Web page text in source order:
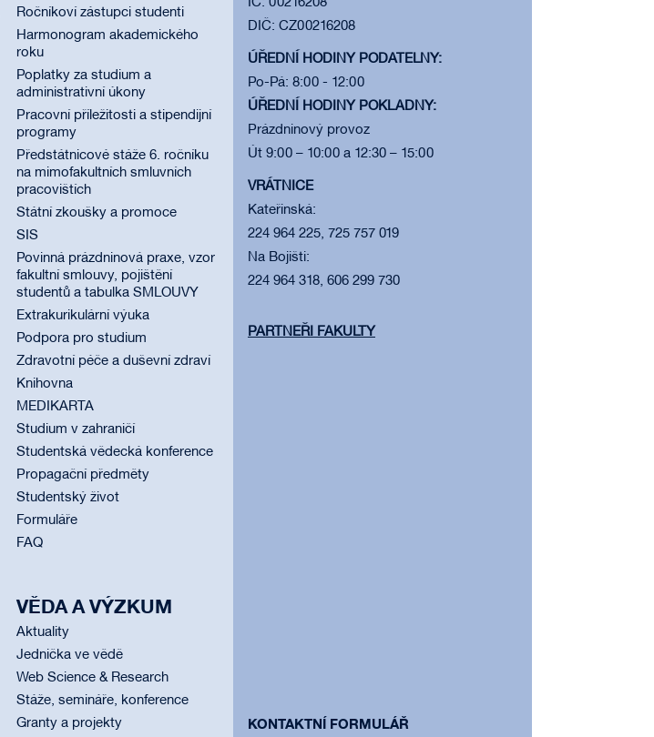
Ročníkoví zástupci studenti
Harmonogram akademického
roku
Poplatky za studium a
administrativní úkony
Pracovní příležitosti a stipendijní
programy
Předstátnicové stáže 6. ročníku
na mimofakultních smluvních
pracovištích
Státní zkoušky a promoce
SIS
Povinná prázdninová praxe, vzor
fakultní smlouvy, pojištění
studentů a tabulka SMLOUVY
Extrakurikulární výuka
Podpora pro studium
Zdravotní péče a duševní zdraví
Knihovna
MEDIKARTA
Studium v zahraničí
Studentská vědecká konference
Propagační předměty
Studentský život
Formuláře
FAQ
VĚDA A VÝZKUM
Aktuality
Jednička ve vědě
Web Science & Research
Stáže, semináře, konference
Granty a projekty
IČ: 00216208
DIČ: CZ00216208
ÚŘEDNÍ HODINY PODATELNY:
Po-Pá: 8:00 - 12:00
ÚŘEDNÍ HODINY POKLADNY:
Prázdninový provoz
Út 9:00 – 10:00 a 12:30 – 15:00
VRÁTNICE
Kateřinská:
224 964 225, 725 757 019
Na Bojišti:
224 964 318, 606 299 730
PARTNEŘI FAKULTY
KONTAKTNÍ FORMULÁŘ